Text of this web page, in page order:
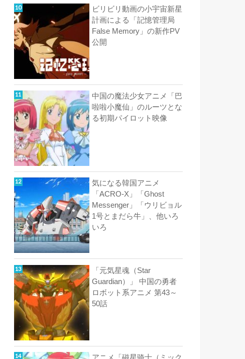
ビリビリ動画の小宇宙新星
計画による「記憶管理局
False Memory」の新作PV
公開
中国の魔法少女アニメ「巴
啦啦小魔仙」のルーツとな
る初期パイロット映像
気になる韓国アニメ
「ACRO-X」「Ghost
Messenger」「ウリビョル
1号とまだら牛」、他いろ
いろ
「元気星魂（Star
Guardian）」 中国の勇者
ロボット系アニメ 第43～
50話
アニメ「磁星骑士（ミック